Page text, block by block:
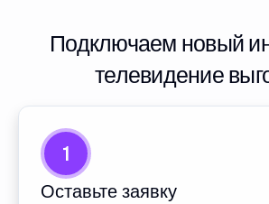
Подключаем новый
телевидение
1
Оставьте заявку